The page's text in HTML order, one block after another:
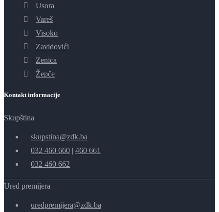
Usora
Vareš
Visoko
Zavidovići
Zenica
Žepče
Kontakt informacije
Skupština
skupstina@zdk.ba
032 460 660 | 460 661
032 460 662
Ured premijera
uredpremijera@zdk.ba